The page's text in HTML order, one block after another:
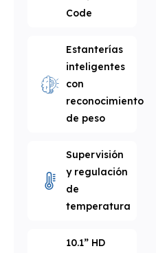
Code
Estanterías
inteligentes
con
reconocimiento
de peso
Supervisión
y regulación
de
temperatura
10.1” HD